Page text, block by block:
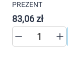
Marki
PREZENT
83,06 zł